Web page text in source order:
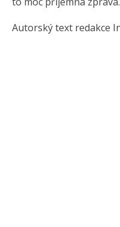
Autorský text redakce